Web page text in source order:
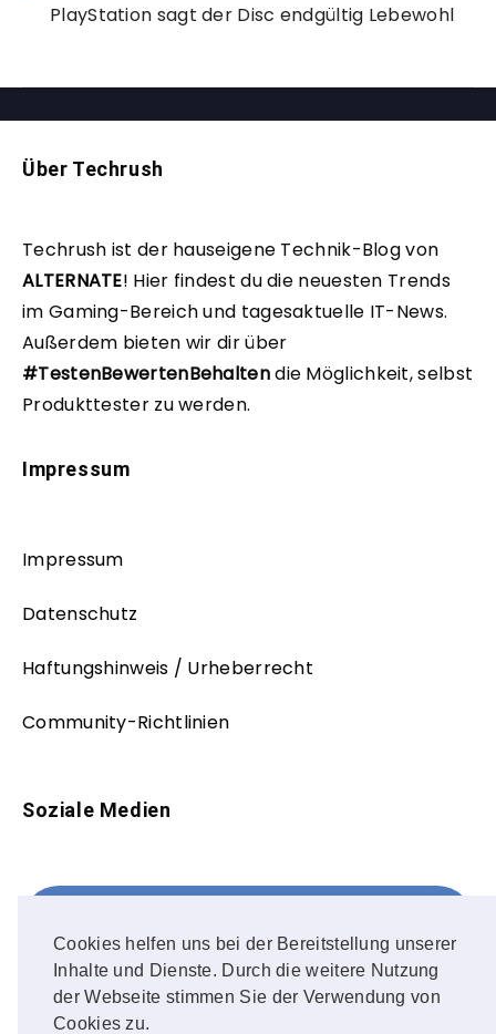
Cookies helfen uns bei der Bereitstellung unserer
Inhalte und Dienste. Durch die weitere Nutzung
der Webseite stimmen Sie der Verwendung von
Cookies zu.
PlayStation sagt der Disc endgültig Lebewohl
Über Techrush
Techrush ist der hauseigene Technik-Blog von
ALTERNATE! Hier findest du die neuesten Trends
im Gaming-Bereich und tagesaktuelle IT-News.
Außerdem bieten wir dir über
#TestenBewertenBehaltendie Möglichkeit, selbst
Produkttester zu werden.
Impressum
Impressum
Datenschutz
Haftungshinweis / Urheberrecht
Community-Richtlinien
Soziale Medien
FOLLOW ME!
Instagram
OUR PHOTOS!